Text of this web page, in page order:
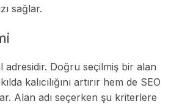
sağlar.
adresidir. Doğru seçilmiş bir alan
kalıcılığını artırır hem de SEO
Alan adı seçerken şu kriterlere